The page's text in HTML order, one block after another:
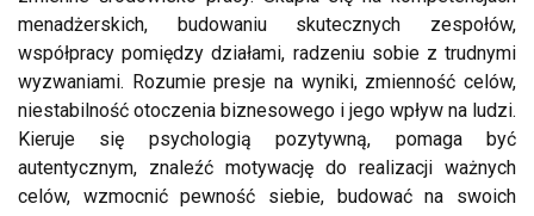
menadżerskich, budowaniu skutecznych zespołów,
współpracy pomiędzy działami, radzeniu sobie z trudnymi
wyzwaniami. Rozumie presje na wyniki, zmienność celów,
niestabilność otoczenia biznesowego i jego wpływ na ludzi.
Kieruje się psychologią pozytywną, pomaga być
autentycznym, znaleźć motywację do realizacji ważnych
celów, wzmocnić pewność siebie, budować na swoich